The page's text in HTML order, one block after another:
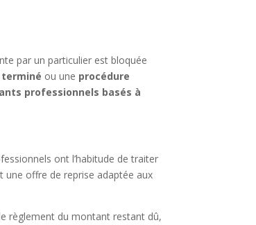
par un particulier est bloquée
ou une procédure
professionnels basés à
ont l’habitude de traiter
offre de reprise adaptée aux
règlement du montant restant dû,